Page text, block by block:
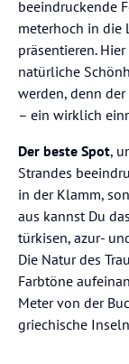
beeindruckende
meterhoch in die
präsentieren.
natürliche
werden, denn
– ein wirklich
Der beste Spot,
Strandes
in der Klamm,
aus kannst Du
türkisen, azur-
Die Natur des
Farbtöne
Meter von der
griechische